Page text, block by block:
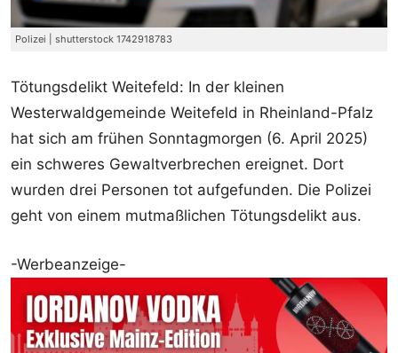
Polizei | shutterstock 1742918783
Tötungsdelikt Weitefeld: In der kleinen
Westerwaldgemeinde Weitefeld in Rheinland-Pfalz
hat sich am frühen Sonntagmorgen (6. April 2025)
ein schweres Gewaltverbrechen ereignet. Dort
wurden drei Personen tot aufgefunden. Die Polizei
geht von einem mutmaßlichen Tötungsdelikt aus.
-Werbeanzeige-